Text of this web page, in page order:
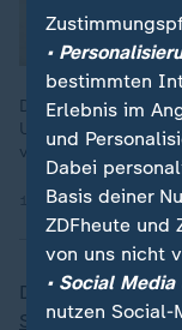
Der Bundestag hat
Union und SPD mit
verpassen im
19.03.2025
Dieses
Schuldenbremse
•
bestimmten
Erlebnis im
und
Dabei
Basis deiner
ZDFheute und
von uns nicht
• Social
nutzen Social-